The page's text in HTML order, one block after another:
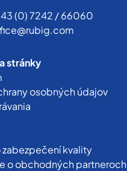
(0) 7242 / 66060
stránky
osobných údajov
zabezpečení kvality
o obchodných